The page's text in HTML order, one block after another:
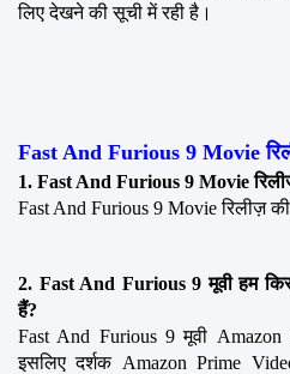
लिए देखने की सूची में रही है।
Fast And Furious 9 Movie
1. Fast And Furious 9 Movie
Fast And Furious 9 Movie रिलीज़
2. Fast And Furious 9 मूवी हम
हैं?
Fast And Furious 9 मूवी Amazon
इसलिए दर्शक Amazon Prime